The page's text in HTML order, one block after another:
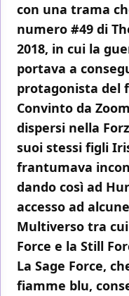
con una trama
numero #49 di
2018, in cui la
portava a
protagonista del
Convinto da
dispersi nella
suoi stessi figli
frantumava
dando così ad
accesso ad
Multiverso tra
Force e la Still
La Sage Force,
fiamme blu,